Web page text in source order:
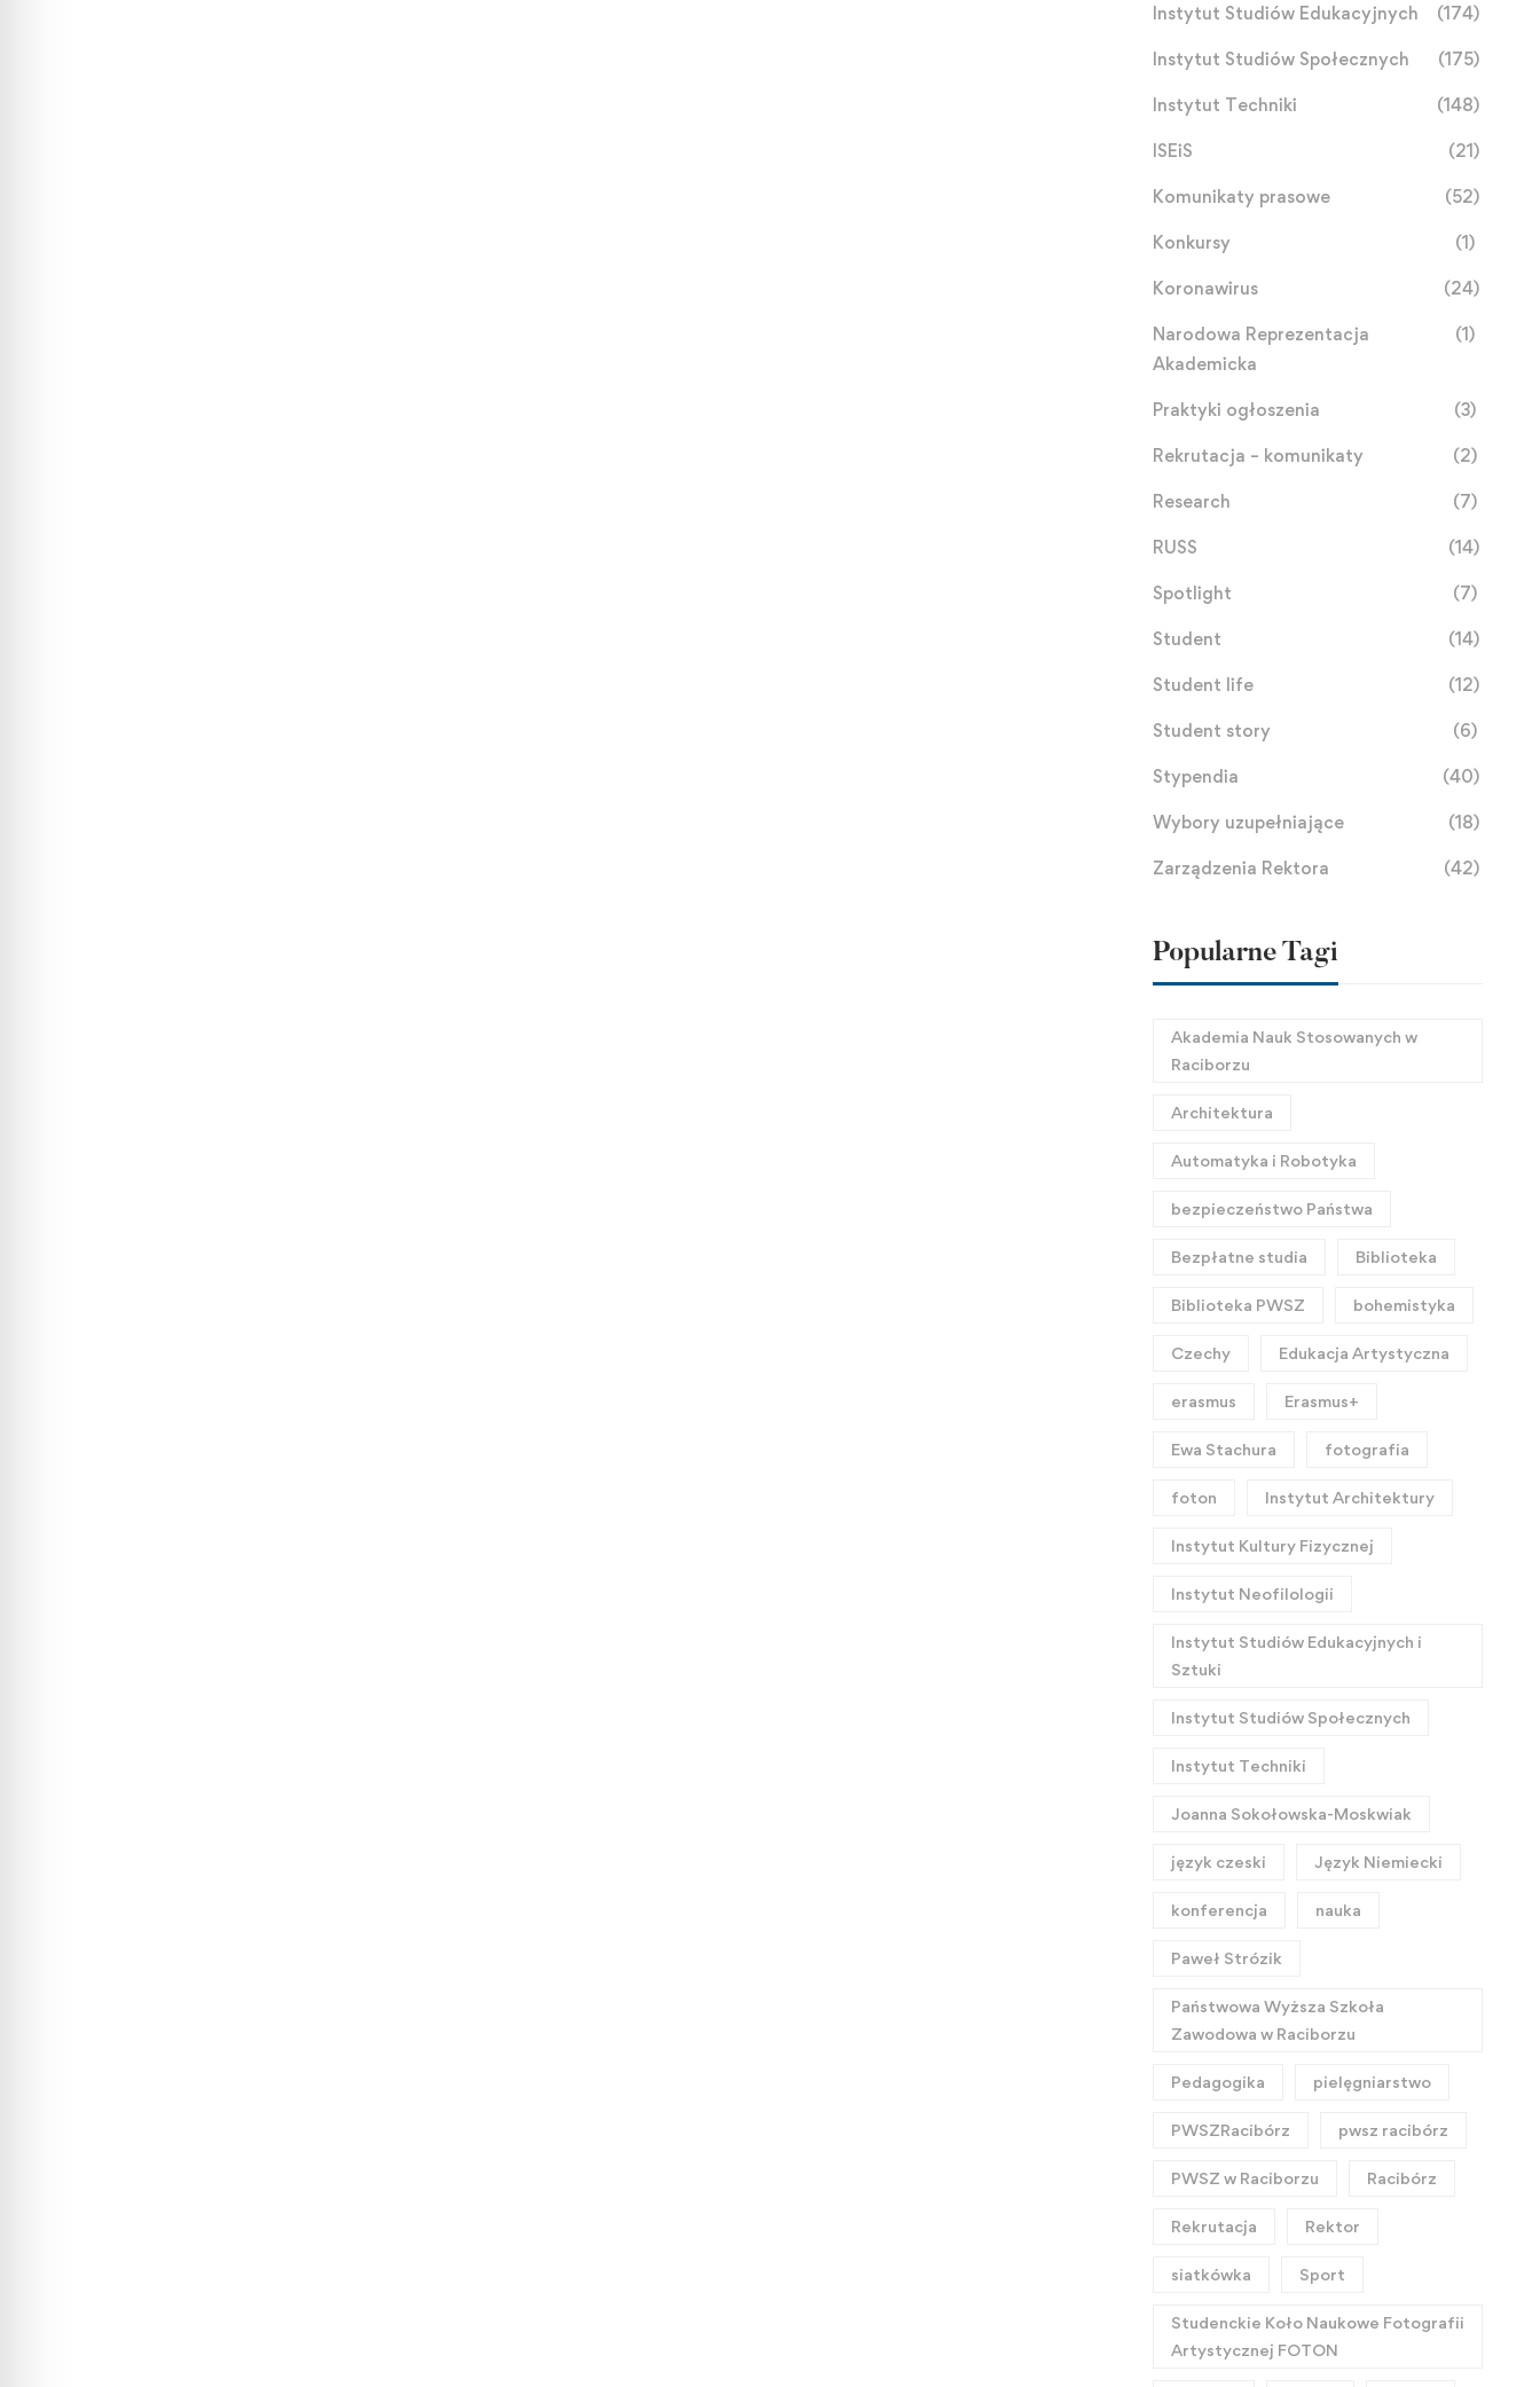
Instytut Studiów Edukacyjnych (174)
Instytut Studiów Społecznych (175)
Instytut Techniki (148)
ISEiS (21)
Komunikaty prasowe (52)
Konkursy (1)
Koronawirus (24)
Narodowa Reprezentacja
Akademicka
(1)
Praktyki ogłoszenia (3)
Rekrutacja – komunikaty (2)
Research (7)
RUSS (14)
Spotlight (7)
Student (14)
Student life (12)
Student story (6)
Stypendia (40)
Wybory uzupełniające (18)
Zarządzenia Rektora (42)
Popularne Tagi
Akademia Nauk Stosowanych w
Raciborzu
Architektura
Automatyka i Robotyka
bezpieczeństwo Państwa
Bezpłatne studia Biblioteka
Biblioteka PWSZ bohemistyka
Czechy Edukacja Artystyczna
erasmus Erasmus+
Ewa Stachura fotografia
foton Instytut Architektury
Instytut Kultury Fizycznej
Instytut Neofilologii
Instytut Studiów Edukacyjnych i
Sztuki
Instytut Studiów Społecznych
Instytut Techniki
Joanna Sokołowska-Moskwiak
język czeski Język Niemiecki
konferencja nauka
Paweł Strózik
Państwowa Wyższa Szkoła
Zawodowa w Raciborzu
Pedagogika pielęgniarstwo
PWSZRacibórz pwsz racibórz
PWSZ w Raciborzu Racibórz
Rekrutacja Rektor
siatkówka Sport
Studenckie Koło Naukowe Fotografii
Artystycznej FOTON